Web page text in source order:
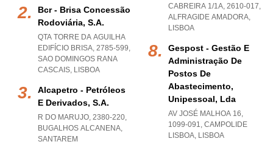
Bcr - Brisa Concessão
Rodoviária, S.a.
QTA TORRE DA AGUILHA
EDIFÍCIO BRISA, 2785-599,
SAO DOMINGOS RANA
CASCAIS, LISBOA
Alcapetro - Petróleos
E Derivados, S.a.
R DO MARUJO, 2380-220,
BUGALHOS ALCANENA,
SANTAREM
CABREIRA 1/1A, 2610-017,
ALFRAGIDE AMADORA,
LISBOA
Gespost - Gestão E
Administração De
Postos De
Abastecimento,
Unipessoal, Lda
AV JOSÉ MALHOA 16,
1099-091, CAMPOLIDE
LISBOA, LISBOA